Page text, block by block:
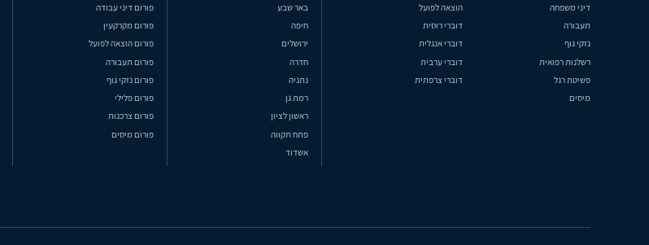
דיני משפחה
הוצאה לפועל
תעבורה
דוברי רוסית
נזקי גוף
דוברי אנגלית
רשלנות רפואית
דוברי ערבית
פשיטת רגל
דוברי צרפתית
מיסים
באר שבע
חיפה
ירושלים
חדרה
נתניה
רמת גן
ראשון לציון
פתח תקווה
אשדוד
פורום דיני עבודה
פורום מקרקעין
פורום הוצאה לפועל
פורום תעבורה
פורום נזקי גוף
פורום פלילי
פורום צרכנות
פורום מיסים